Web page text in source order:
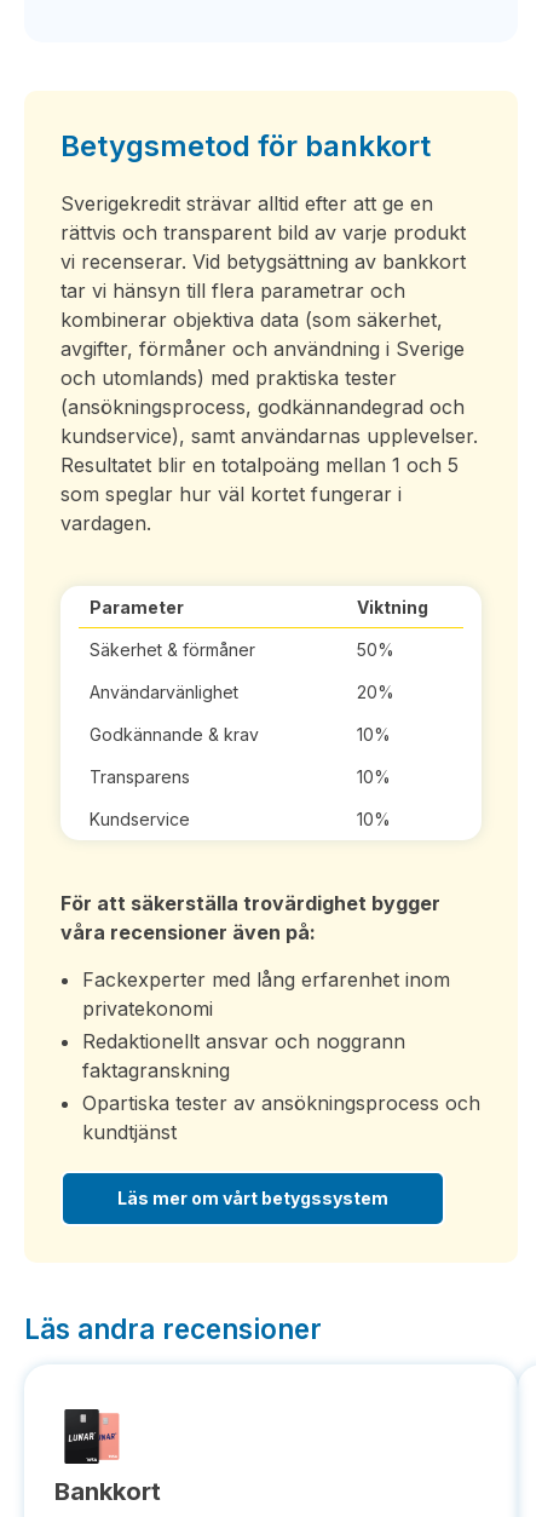
Betygsmetod för bankkort
Sverigekredit strävar alltid efter att ge en
rättvis och transparent bild av varje produkt
vi recenserar. Vid betygsättning av bankkort
tar vi hänsyn till flera parametrar och
kombinerar objektiva data (som säkerhet,
avgifter, förmåner och användning i Sverige
och utomlands) med praktiska tester
(ansökningsprocess, godkännandegrad och
kundservice), samt användarnas upplevelser.
Resultatet blir en totalpoäng mellan 1 och 5
som speglar hur väl kortet fungerar i
vardagen.
Parameter Viktning
Säkerhet & förmåner 50%
Användarvänlighet 20%
Godkännande & krav 10%
Transparens 10%
Kundservice 10%
För att säkerställa trovärdighet bygger
våra recensioner även på:
Fackexperter med lång erfarenhet inom
privatekonomi
Redaktionellt ansvar och noggrann
faktagranskning
Opartiska tester av ansökningsprocess och
kundtjänst
Läs mer om vårt betygssystem
Läs andra recensioner
Bankkort